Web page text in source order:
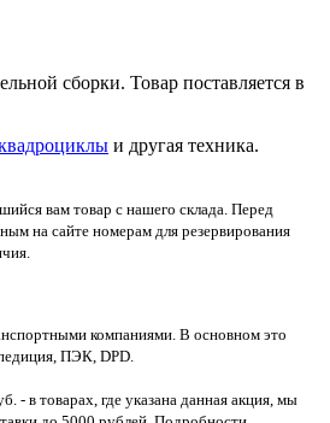
сборки. Товар поставляется в
и другая техника.
вам товар с нашего склада. Перед
на сайте номерам для резервирования
компаниями. В основном это
ПЭК, DPD.
- в товарах, где указана данная акция, мы